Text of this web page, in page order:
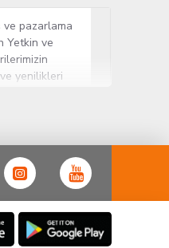
ve pazarlama
Yetkin ve
yenilikleri
olması,
bir yer